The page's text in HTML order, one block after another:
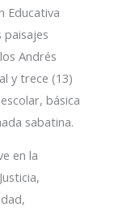
Educativa
paisajes
Andrés
y trece (13)
básica
sabatina.
en la